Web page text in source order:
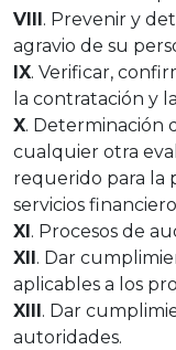
VIII. Prevenir y
agravio de su
IX. Verificar,
la contratación y
X. Determinación
cualquier otra
requerido para la
servicios
XI. Procesos de
XII. Dar
aplicables a los
XIII. Dar
autoridades.